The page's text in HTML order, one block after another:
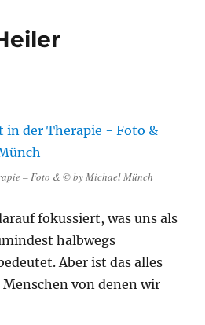
– Foto & © by Michael Münch
fokussiert, was uns als
halbwegs
Aber ist das alles
von denen wir